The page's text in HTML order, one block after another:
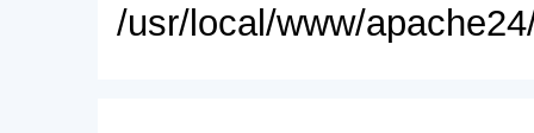
/usr/local/www/